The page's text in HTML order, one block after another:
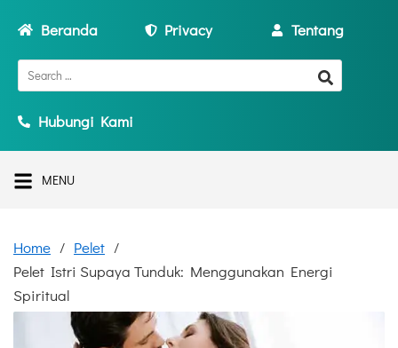
Beranda Privacy Tentang
Hubungi Kami
MENU
Home
Pelet
Pelet Istri Supaya Tunduk: Menggunakan Energi
Spiritual